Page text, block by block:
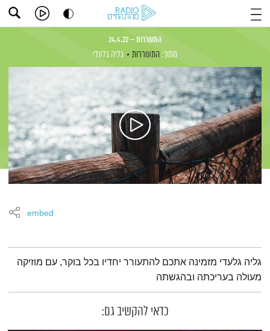
התעוררות – 24.4.22
מתוך: התעוררות גליה גלעדי
embed
תמצית הפודקאסט
גליה גלעדי מזמינה אתכם להתעורר יחדיו בכל בוקר, עם מוזיקה
מעולה בעריכתה ובהגשתה
כדאי להקשיב גם: